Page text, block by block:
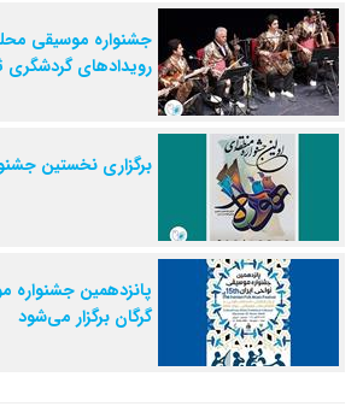
جشنواره موسیقی
رویدادهای
برگزاری نخستین
پانزدهمین جشنواره
گرگان برگزار می‌شود